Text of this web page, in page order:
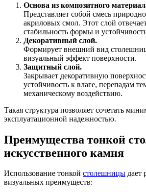
Основа из композитного
Представляет собой смесь
акриловых смол. Этот слой
стабильность формы и
Декоративный слой.
Формирует внешний вид
визуальный эффект поверхности.
Защитный слой.
Закрывает декоративную
устойчивость к влаге, перепадам
механическому воздействию.
Такая структура позволяет сочетать
эксплуатационной надежностью.
Преимущества тонкой
искусственного камня
Использование тонкой столешницы дает
визуальных преимуществ: